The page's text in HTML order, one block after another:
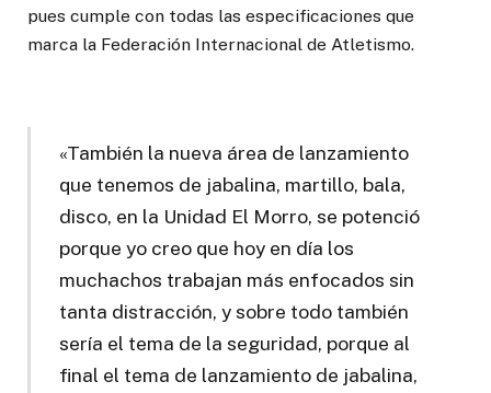
pues cumple con todas las especificaciones que
marca la Federación Internacional de Atletismo.
«También la nueva área de lanzamiento
que tenemos de jabalina, martillo, bala,
disco, en la Unidad El Morro, se potenció
porque yo creo que hoy en día los
muchachos trabajan más enfocados sin
tanta distracción, y sobre todo también
sería el tema de la seguridad, porque al
final el tema de lanzamiento de jabalina,